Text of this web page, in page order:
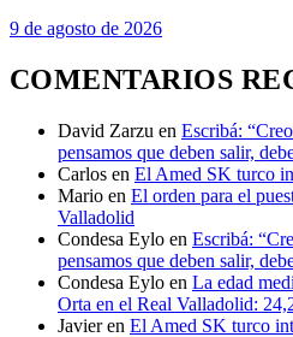
9 de agosto de 2026
COMENTARIOS
David Zarzu en Escribá:
pensamos que deben salir,
Carlos en El Amed SK turco
Mario en El orden para el
Valladolid
Condesa Eylo en Escribá:
pensamos que deben salir,
Condesa Eylo en La edad
Orta en el Real Valladolid:
Javier en El Amed SK turco